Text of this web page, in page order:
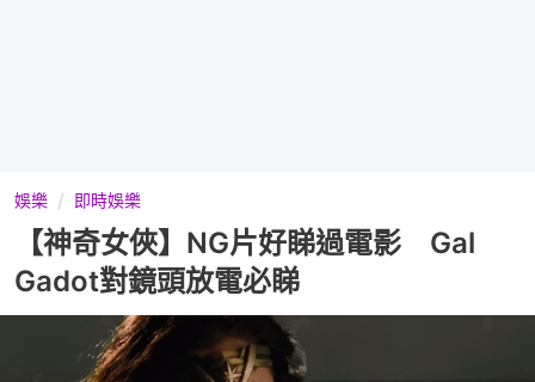
娛樂 即時娛樂
【神奇女俠】NG片好睇過電影 Gal
Gadot對鏡頭放電必睇